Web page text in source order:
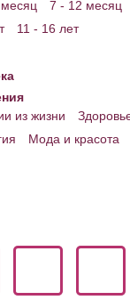
роста и веса
Android
7 - 12 месяц
11 - 16 лет
из жизни
Мода и красота